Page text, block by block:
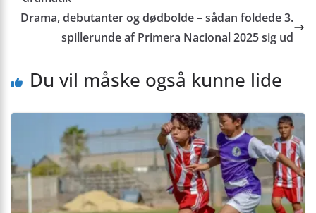
Drama, debutanter og dødbolde – sådan foldede 3.
spillerunde af Primera Nacional 2025 sig ud
Du vil måske også kunne lide